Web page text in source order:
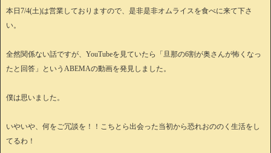
本日7/4(土)は営業しておりますので、是非是非オムライスを食べに来て下さ
い。
全然関係ない話ですが、YouTubeを見ていたら「旦那の6割が奥さんが怖くなっ
たと回答」というABEMAの動画を発見しました。
僕は思いました。
いやいや、何をご冗談を！！こちとら出会った当初から恐れおののく生活をし
てるわ！